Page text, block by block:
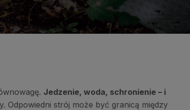
Jedzenie, woda, schronienie – i
strój może być granicą między